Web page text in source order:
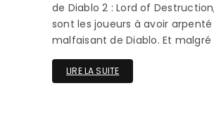
de Diablo 2 : Lord of
sont les joueurs à avoir
malfaisant de Diablo. Et
LIRE LA SUITE